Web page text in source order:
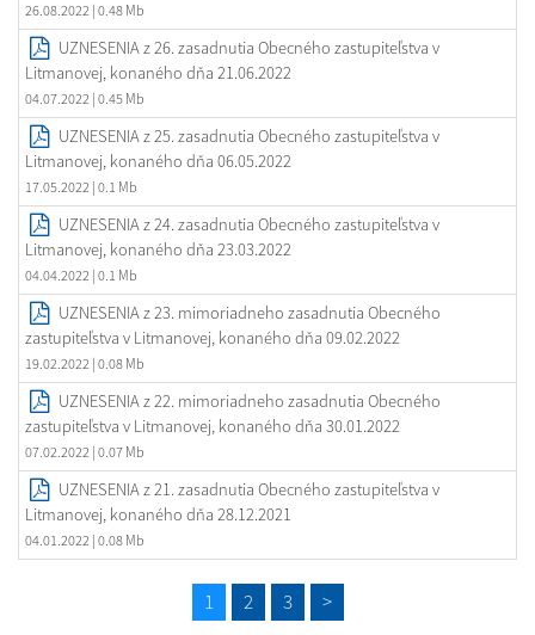
26.08.2022 | 0.48 Mb
UZNESENIA z 26. zasadnutia Obecného zastupiteľstva v
Litmanovej, konaného dňa 21.06.2022
04.07.2022 | 0.45 Mb
UZNESENIA z 25. zasadnutia Obecného zastupiteľstva v
Litmanovej, konaného dňa 06.05.2022
17.05.2022 | 0.1 Mb
UZNESENIA z 24. zasadnutia Obecného zastupiteľstva v
Litmanovej, konaného dňa 23.03.2022
04.04.2022 | 0.1 Mb
UZNESENIA z 23. mimoriadneho zasadnutia Obecného
zastupiteľstva v Litmanovej, konaného dňa 09.02.2022
19.02.2022 | 0.08 Mb
UZNESENIA z 22. mimoriadneho zasadnutia Obecného
zastupiteľstva v Litmanovej, konaného dňa 30.01.2022
07.02.2022 | 0.07 Mb
UZNESENIA z 21. zasadnutia Obecného zastupiteľstva v
Litmanovej, konaného dňa 28.12.2021
04.01.2022 | 0.08 Mb
1 2 3 >